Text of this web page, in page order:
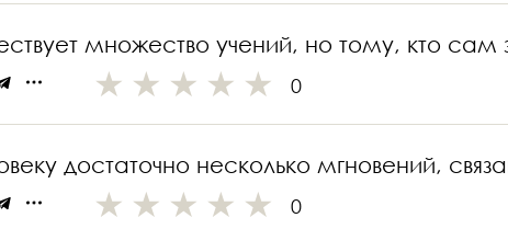
множество учений, но тому, кто сам
0
достаточно несколько мгновений,
0